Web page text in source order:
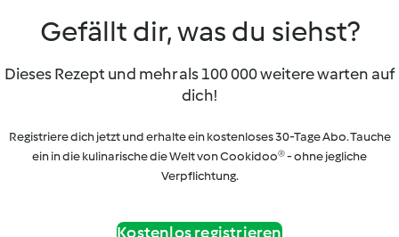
Gefällt dir, was du siehst?
Dieses Rezept und mehr als 100 000 weitere warten auf
dich!
Registriere dich jetzt und erhalte ein kostenloses 30-Tage Abo. Tauche
ein in die kulinarische die Welt von Cookidoo® - ohne jegliche
Verpflichtung.
Kostenlos registrieren